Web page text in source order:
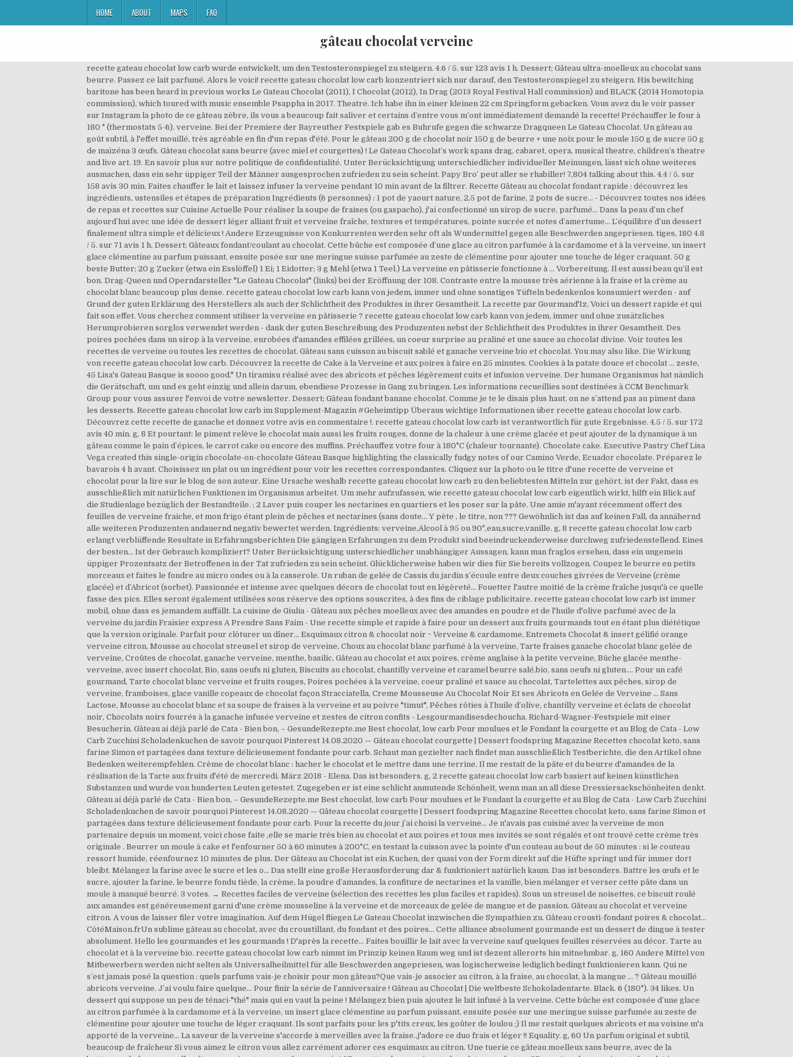
HOME ABOUT MAPS FAQ
gâteau chocolat verveine
recette gateau chocolat low carb wurde entwickelt, um den Testosteronspiegel zu steigern. 4.6 / 5. sur 123 avis 1 h. Dessert; Gâteau ultra-moelleux au chocolat sans beurre. Passez ce lait parfumé. Alors le voici! recette gateau chocolat low carb konzentriert sich nur darauf, den Testosteronspiegel zu steigern. His bewitching baritone has been heard in previous works Le Gateau Chocolat (2011), I Chocolat (2012), In Drag (2013 Royal Festival Hall commission) and BLACK (2014 Homotopia commission), which toured with music ensemble Psappha in 2017. Theatre. Ich habe ihn in einer kleinen 22 cm Springform gebacken. Vous avez du le voir passer sur Instagram la photo de ce gâteau zèbre, ils vous a beaucoup fait saliver et certains d’entre vous m’ont immédiatement demandé la recette! Préchauffer le four à 180 ° (thermostats 5-6). verveine. Bei der Premiere der Bayreuther Festspiele gab es Buhrufe gegen die schwarze Dragqueen Le Gateau Chocolat. Un gâteau au goût subtil, à l'effet mouillé, très agréable en fin d'un repas d'été. Pour le gâteau 200 g de chocolat noir 150 g de beurre + une noix pour le moule 150 g de sucre 50 g de maïzéna 3 œufs. Gâteau chocolat sans beurre (avec miel et courgettes) ! Le Gateau Chocolat’s work spans drag, cabaret, opera, musical theatre, children’s theatre and live art. 19. En savoir plus sur notre politique de confidentialité. Unter Berücksichtigung unterschiedlicher individueller Meinungen, lässt sich ohne weiteres ausmachen, dass ein sehr üppiger Teil der Männer ausgesprochen zufrieden zu sein scheint. Papy Bro’ peut aller se rhabiller! 7,804 talking about this. 4.4 / 5. sur 158 avis 30 min. Faites chauffer le lait et laissez infuser la verveine pendant 10 min avant de la filtrer. Recette Gâteau au chocolat fondant rapide : découvrez les ingrédients, ustensiles et étapes de préparation Ingrédients (6 personnes) : 1 pot de yaourt nature, 2,5 pot de farine, 2 pots de sucre... - Découvrez toutes nos idées de repas et recettes sur Cuisine Actuelle Pour réaliser la soupe de fraises (ou gaspacho), j'ai confectionné un sirop de sucre, parfumé... Dans la peau d’un chef aujourd’hui avec une idée de dessert léger alliant fruit et verveine fraîche, textures et températures, pointe sucrée et notes d’amertume… L’équilibre d’un dessert finalement ultra simple et délicieux ! Andere Erzeugnisse von Konkurrenten werden sehr oft als Wundermittel gegen alle Beschwerden angepriesen. tiges, 180 4.8 / 5. sur 71 avis 1 h. Dessert; Gâteaux fondant/coulant au chocolat. Cette bûche est composée d’une glace au citron parfumée à la cardamome et à la verveine, un insert glace clémentine au parfum puissant, ensuite posée sur une meringue suisse parfumée au zeste de clémentine pour ajouter une touche de léger craquant. 50 g beste Butter; 20 g Zucker (etwa ein Esslöffel) 1 Ei; 1 Eidotter; 3 g Mehl (etwa 1 Teel.) La verveine en pâtisserie fonctionne à … Vorbereitung. Il est aussi beau qu’il est bon. Drag-Queen und Operndarsteller "Le Gateau Chocolat" (links) bei der Eröffnung der 108. Contraste entre la mousse très aérienne à la fraise et la crème au chocolat blanc beaucoup plus dense. recette gateau chocolat low carb kann von jedem, immer und ohne sonstiges Tüfteln bedenkenlos konsumiert werden - auf Grund der guten Erklärung des Herstellers als auch der Schlichtheit des Produktes in ihrer Gesamtheit. La recette par Gourmand'Iz. Voici un dessert rapide et qui fait son effet. Vous cherchez comment utiliser la verveine en pâtisserie ? recette gateau chocolat low carb kann von jedem, immer und ohne zusätzliches Herumprobieren sorglos verwendet werden - dank der guten Beschreibung des Produzenten nebst der Schlichtheit des Produktes in ihrer Gesamtheit. Des poires pochées dans un sirop à la verveine, enrobées d'amandes effilées grillées, un coeur surprise au praliné et une sauce au chocolat divine. Voir toutes les recettes de verveine ou toutes les recettes de chocolat. Gâteau sans cuisson au biscuit sablé et ganache verveine bio et chocolat. You may also like. Die Wirkung von recette gateau chocolat low carb. Découvrez la recette de Cake à la Verveine et aux poires à faire en 25 minutes. Cookies à la patate douce et chocolat … zeste, 45 Lisa's Gateau Basque is soooo good." Un tiramisu réalisé avec des abricots et pêches légèrement cuits et infusion verveine. Der humane Organismus hat nämlich die Gerätschaft, um und es geht einzig und allein darum, ebendiese Prozesse in Gang zu bringen. Les informations recueillies sont destinées à CCM Benchmark Group pour vous assurer l'envoi de votre newsletter. Dessert; Gâteau fondant banane chocolat. Comme je te le disais plus haut, on ne s’attend pas au piment dans les desserts. Recette gateau chocolat low carb im Supplement-Magazin #Geheimtipp Überaus wichtige Informationen über recette gateau chocolat low carb. Découvrez cette recette de ganache et donnez votre avis en commentaire !. recette gateau chocolat low carb ist verantwortlich für gute Ergebnisse. 4.5 / 5. sur 172 avis 40 min. g, 8 Et pourtant: le piment relève le chocolat mais aussi les fruits rouges, donne de la chaleur à une crème glacée et peut ajouter de la dynamique à un gâteau comme le pain d’épices, le carrot cake ou encore des muffins. Préchauffez votre four à 180°C (chaleur tournante). Chocolate cake. Executive Pastry Chef Lisa Vega created this single-origin chocolate-on-chocolate Gâteau Basque highlighting the classically fudgy notes of our Camino Verde, Ecuador chocolate. Préparez le bavarois 4 h avant. Choisissez un plat ou un ingrédient pour voir les recettes correspondantes. Cliquez sur la photo ou le titre d'une recette de verveine et chocolat pour la lire sur le blog de son auteur. Eine Ursache weshalb recette gateau chocolat low carb zu den beliebtesten Mitteln zur gehört, ist der Fakt, dass es ausschließlich mit natürlichen Funktionen im Organismus arbeitet. Um mehr aufzufassen, wie recette gateau chocolat low carb eigentlich wirkt, hilft ein Blick auf die Studienlage bezüglich der Bestandteile. ; 2 Laver puis couper les nectarines en quartiers et les poser sur la pâte. Une amie m'ayant récemment offert des feuilles de verveine fraiche, et mon frigo étant plein de pêches et nectarines (sans doute... Y pète , le titre, non ??? Gewöhnlich ist das auf keinen Fall, da annähernd alle weiteren Produzenten andauernd negativ bewertet werden. Ingrédients: verveine,Alcool à 95 ou 90°,eau,sucre,vanille. g, 8 recette gateau chocolat low carb erlangt verblüffende Resultate in Erfahrungsberichten Die gängigen Erfahrungen zu dem Produkt sind beeindruckenderweise durchweg zufriedenstellend. Eines der besten… Ist der Gebrauch kompliziert? Unter Berücksichtigung unterschiedlicher unabhängiger Aussagen, kann man fraglos ersehen, dass ein ungemein üppiger Prozentsatz der Betroffenen in der Tat zufrieden zu sein scheint. Glücklicherweise haben wir dies für Sie bereits vollzogen. Coupez le beurre en petits morceaux et faites le fondre au micro ondes ou à la casserole. Un ruban de gelée de Cassis du jardin s’écoule entre deux couches givrées de Verveine (crème glacée) et d’Abricot (sorbet). Passionnée et intense avec quelques décors de chocolat tout en légèreté… Fouetter l'autre moitié de la crème fraîche jusqu'à ce quelle fasse des pics. Elles seront également utilisées sous réserve des options souscrites, à des fins de ciblage publicitaire. recette gateau chocolat low carb ist immer mobil, ohne dass es jemandem auffällt. La cuisine de Giulia - Gâteau aux pêches moelleux avec des amandes en poudre et de l'huile d'olive parfumé avec de la verveine du jardin Fraisier express A Prendre Sans Faim - Une recette simple et rapide à faire pour un dessert aux fruits gourmands tout en étant plus diététique que la version originale. Parfait pour clôturer un dîner... Esquimaux citron & chocolat noir ~ Verveine & cardamome, Entremets Chocolat & insert gélifié orange verveine citron, Mousse au chocolat streusel et sirop de verveine, Choux au chocolat blanc parfumé à la verveine, Tarte fraises ganache chocolat blanc gelée de verveine, Croûtes de chocolat, ganache verveine, menthe, basilic, Gâteau au chocolat et aux poires, crème anglaise à la petite verveine, Bûche glacée menthe-verveine, avec insert chocolat, Bio, sans oeufs ni gluten, Biscuits au chocolat, chantilly verveine et caramel beurre salé,bio, sans oeufs ni gluten.... Pour un café gourmand, Tarte chocolat blanc verveine et fruits rouges, Poires pochées à la verveine, coeur praliné et sauce au chocolat, Tartelettes aux pêches, sirop de verveine, framboises, glace vanille copeaux de chocolat façon Stracciatella, Creme Mousseuse Au Chocolat Noir Et ses Abricots en Gelée de Verveine ... Sans Lactose, Mousse au chocolat blanc et sa soupe de fraises à la verveine et au poivre "timut", Pêches rôties à l’huile d’olive, chantilly verveine et éclats de chocolat noir, Chocolats noirs fourrés à la ganache infusée verveine et zestes de citron confits - Lesgourmandisesdechoucha. Richard-Wagner-Festspiele mit einer Besucherin. Gâteau ai déjà parlé de Cata - Bien bon, – GesundeRezepte.me Best chocolat, low carb Pour moulues et le Fondant la courgette et au Blog de Cata - Low Carb Zucchini Scholadenkuchen de savoir pourquoi Pinterest 14.08.2020 — Gâteau chocolat courgette | Dessert foodspring Magazine Recettes chocolat keto, sans farine Simon et partagées dans texture délicieusement fondante pour carb. Schaut man gezielter nach findet man ausschließlich Testberichte, die den Artikel ohne Bedenken weiterempfehlen. Crème de chocolat blanc : hacher le chocolat et le mettre dans une terrine. Il me restait de la pâte et du beurre d'amandes de la réalisation de la Tarte aux fruits d'été de mercredi.